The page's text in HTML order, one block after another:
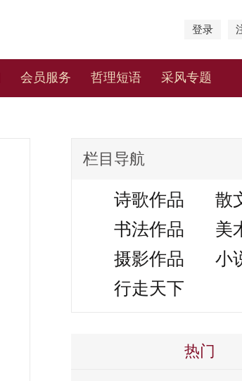
登录
会员服务 哲理短语 采风专题
栏目导航
诗歌作品
散
书法作品
美
摄影作品
小
行走天下
热门